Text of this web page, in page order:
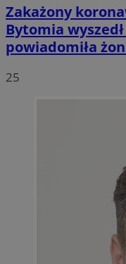
Zakażony
Bytomia
powiadomiła
25